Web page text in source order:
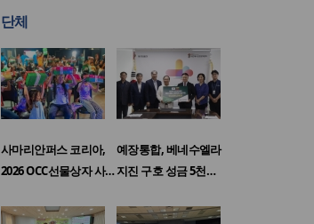
단체
사마리안퍼스 코리아,
2026 OCC선물상자 사…
예장통합, 베네수엘라
지진 구호 성금 5천…